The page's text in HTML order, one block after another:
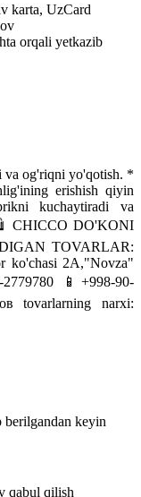
karta, UzCard
orqali yetkazib
va og'riqni yo'qotish. *
erishishqiyin
kuchaytiradi
va
CHICCO DO'KONI
TOVARLAR:
ko'chasi 2A,"Novza"
📱+998-90-
tovarlarning narxi:
keyin
qabul qilish